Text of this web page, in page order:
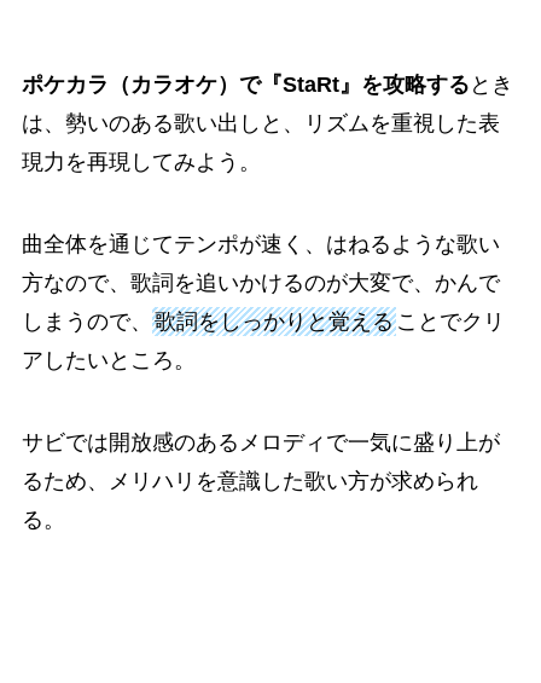
ポケカラ（カラオケ）で『StaRt』を攻略する とき
は、勢いのある歌い出しと、リズムを重視した表
現力を再現してみよう。
曲全体を通じてテンポが速く、はねるような歌い
方なので、歌詞を追いかけるのが大変で、かんで
しまうので、 歌詞をしっかりと覚えることでクリ
アしたいところ。
サビでは開放感のあるメロディで一気に盛り上が
るため、メリハリを意識した歌い方が求められ
る。